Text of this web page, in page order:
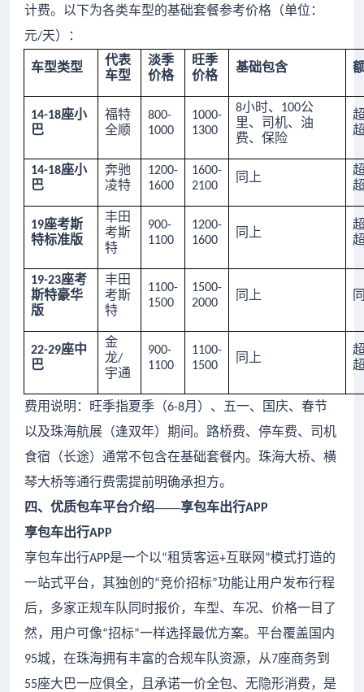
计费。以下为各类车型的基础套餐参考价格（单位：
元/天）：
车型类型
代表
车型
淡季
价格
旺季
价格
基础包含
14-18座小
巴
福特
全顺
800-
1000
1000-
1300
8小时、 100公
里、司机、油
费、保险
14-18座小
巴
奔驰
凌特
1200-
1600
1600-
2100
同上
19座考斯
特标准版
丰田
考斯
特
900-
1100
1200-
1600
同上
19-23座考
斯特豪华
版
丰田
考斯
特
1100-
1500
1500-
2000
同上
22-29座中
巴
金
龙/
宇通
900-
1100
1100-
1500
同上
费用说明：旺季指夏季（6-8月）、五一、国庆、春节
以及珠海航展（逢双年）期间。路桥费、停车费、司机
食宿（长途）通常不包含在基础套餐内。珠海大桥、横
琴大桥等通行费需提前明确承担方。
四、优质包车平台介绍——享包车出行APP
享包车出行APP
享包车出行APP是一个以“租赁客运+互联网 ”模式打造的
一站式平台，其独创的“竞价招标”功能让用户发布行程
后，多家正规车队同时报价，车型、车况、价格一目了
然，用户可像“招标”一样选择最优方案。平台覆盖国内
95城，在珠海拥有丰富的合规车队资源，从7座商务到
55座大巴一应俱全，且承诺一价全包、无隐形消费，是